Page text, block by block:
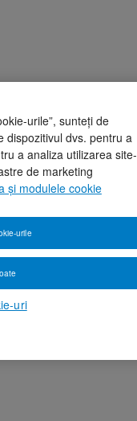
urile”, sunteți de
dispozitivul dvs. pentru a
a analiza utilizarea site-
de marketing
și modulele cookie
uri
urile